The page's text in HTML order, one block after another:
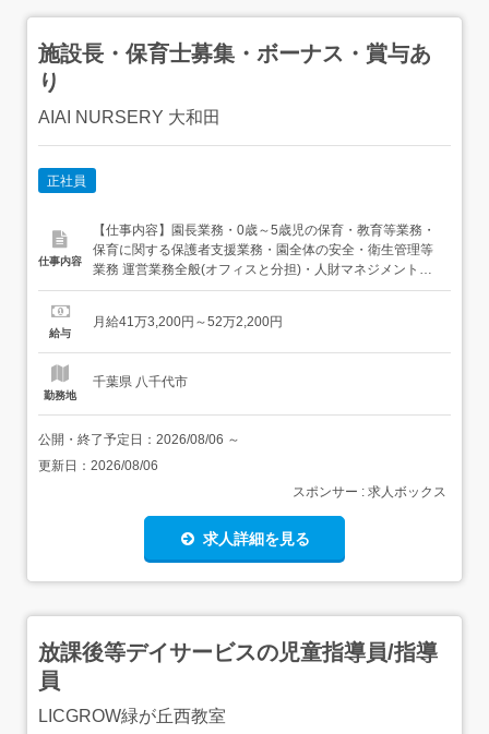
施設長・保育士募集・ボーナス・賞与あ
り
AIAI NURSERY 大和田
正社員
仕事内容
【仕事内容】園長業務・0歳～5歳児の保育・教育等業務・
保育に関する保護者支援業務・園全体の安全・衛生管理等
業務 運営業務全般(オフィスと分担)・人財マネジメント・
育成・保護者応対・収支管理・利用者実績報告・行政対応
「保育目標」、「保育者10か条」に基づき日々の保育にあ
給与
月給41万3,200円～52万2,200円
勤務地
千葉県 八千代市
公開・終了予定日： 2026/08/06 ～
更新日： 2026/08/06
スポンサー : 求人ボックス
求人詳細を見る
放課後等デイサービスの児童指導員/指導
員
LICGROW緑が丘西教室